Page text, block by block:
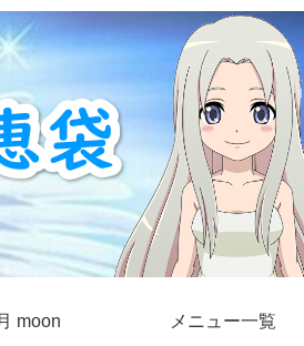
moon メニュー一覧